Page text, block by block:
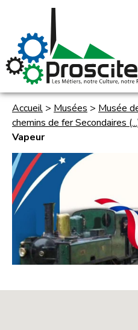
Accueil > Musées > Musée
chemins de fer Secondaires
Vapeur